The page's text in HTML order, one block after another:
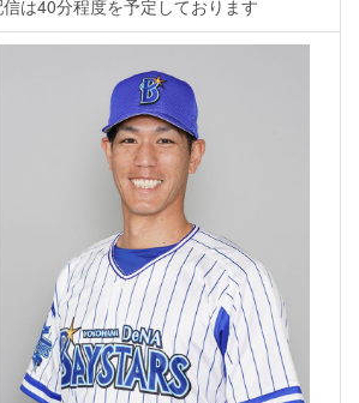
は40分程度を予定しております